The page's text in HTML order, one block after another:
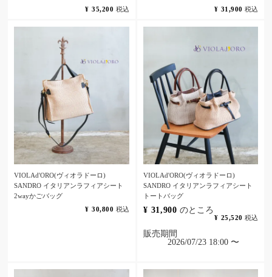
¥ 35,200 税込
¥ 31,900 税込
VIOLAd'ORO(ヴィオラドーロ)
SANDRO イタリアンラフィアシート
2wayかごバッグ
¥ 30,800 税込
VIOLAd'ORO(ヴィオラドーロ)
SANDRO イタリアンラフィアシート
トートバッグ
¥ 31,900 のところ
¥ 25,520 税込
販売期間
2026/07/23 18:00 〜